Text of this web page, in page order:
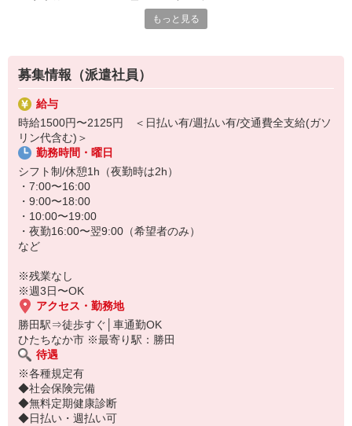
・料理や洗濯などの生活サポート
・食事や入浴などの介助
・外出の付き添い
・健康状態のチェック
など
お手伝いが中心なので無資格・未経験の方も大歓迎！すぐに慣れて
活躍できます◎
まずはお気軽にご応募ください♪
≪日収例≫※初任者研修修了者の場合
時給1500円×実働8h＝1万2000円
もっと見る
募集情報（派遣社員）
給与
時給1500円〜2125円 ＜日払い有/週払い有/交通費全支給(ガソ
リン代含む)＞
勤務時間・曜日
シフト制/休憩1h（夜勤時は2h）
・7:00〜16:00
・9:00〜18:00
・10:00〜19:00
・夜勤16:00〜翌9:00（希望者のみ）
など
※残業なし
※週3日〜OK
アクセス・勤務地
勝田駅⇒徒歩すぐ│車通勤OK
ひたちなか市 ※最寄り駅：勝田
待遇
※各種規定有
◆社会保険完備
◆無料定期健康診断
◆日払い・週払い可